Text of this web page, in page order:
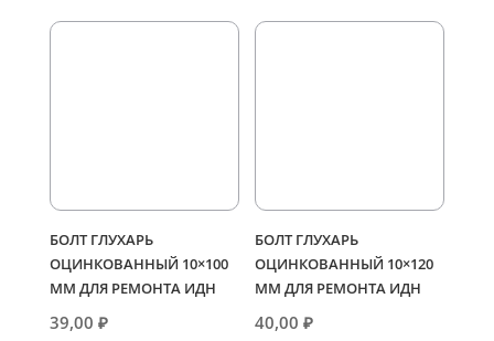
БОЛТ ГЛУХАРЬ
ОЦИНКОВАННЫЙ 10×100
ММ ДЛЯ РЕМОНТА ИДН
39,00 ₽
БОЛТ ГЛУХАРЬ
ОЦИНКОВАННЫЙ 10×120
ММ ДЛЯ РЕМОНТА ИДН
40,00₽